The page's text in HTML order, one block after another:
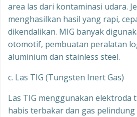
area las dari kontaminasi udara.
menghasilkan hasil yang rapi,
dikendalikan. MIG banyak
otomotif, pembuatan peralatan
aluminium dan stainless steel.
c. Las TIG (Tungsten Inert Gas)
Las TIG menggunakan elektroda
habis terbakar dan gas